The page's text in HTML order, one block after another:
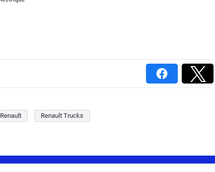
Renault Renault Trucks